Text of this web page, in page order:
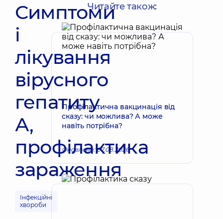
Симптоми
і
лікування
вірусного
гепатиту
А,
профілактика
зараження
Інфекційні
хвороби
Читайте також:
Профілактична вакцинація від
сказу: чи можлива? А може
навіть потрібна?
Оновлено: 07.08.2026